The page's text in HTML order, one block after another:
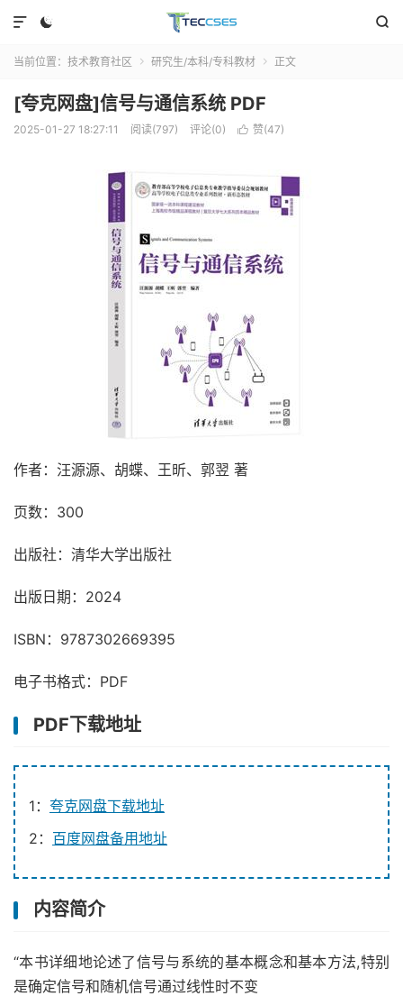
 

当前位置： 技术教育社区  研究生/本科/专科教材  正文
[夸克网盘]信号与通信系统 PDF
2025-01-27 18:27:11 阅读(797) 评论(0)  赞(47)
作者：汪源源、胡蝶、王昕、郭翌 著
页数：300
出版社：清华大学出版社
出版日期：2024
ISBN：9787302669395
电子书格式：PDF
PDF下载地址
1： 夸克网盘下载地址
2： 百度网盘备用地址
内容简介
“本书详细地论述了信号与系统的基本概念和基本方法,特别
是确定信号和随机信号通过线性时不变